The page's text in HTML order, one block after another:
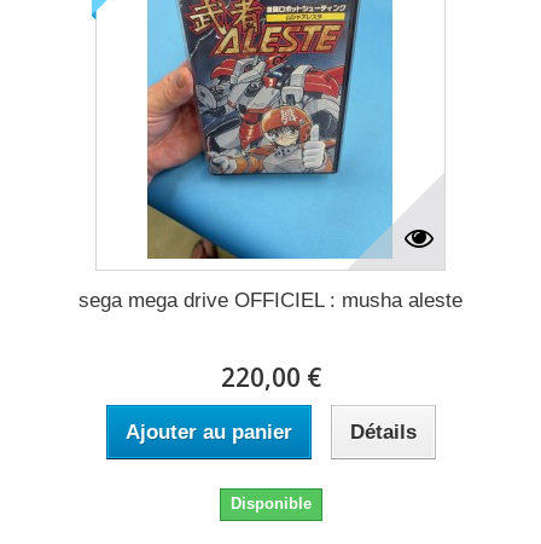
sega mega drive OFFICIEL : musha aleste
220,00 €
Ajouter au panier Détails
Disponible